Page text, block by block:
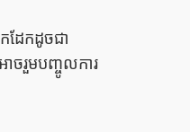
ដែកដូចជា
ចរួមបញ្ចូលការ